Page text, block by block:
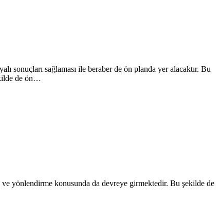
sonuçları sağlaması ile beraber de ön planda yer alacaktır. Bu
de ön…
yönlendirme konusunda da devreye girmektedir. Bu şekilde de